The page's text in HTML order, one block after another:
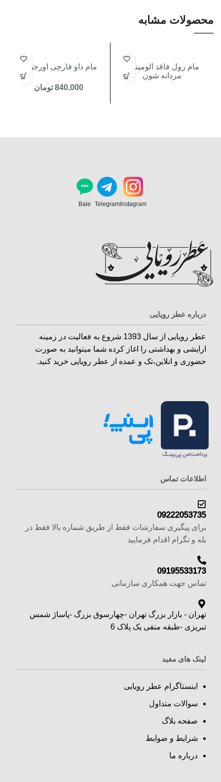
محصولات مشابه
مام رول فاقد آلومینیوم
مردانه شون
مام داو قارچی اورجینال
840,000 تومان
Instagram
Telegram
Bale
درباره عطر رویایی
عطر رویایی از سال 1393 شروع به فعالیت در زمینه
ارایشی و بهداشتی را اغاز کرده شما میتوانید به صورت
حضوری و انلاین،تک و عمده از عطر رویایی خرید کنید.
اطلاعات تماس
09222053735
برای پیگیری سفارشات فقط از طریق شماره بالا فقط در
بله و تگرام اقدام فرمایید
09195533173
تماس جهت همکاری سازمانی
تهران - بازار بزرگ تهران -چهارسوق بزرگ -پاساژ شمس
تبریزی -طبقه منفی یک پلاک 6
لینک های مفید
اینستاگرام عطر رویایی
سوالات متداول
صفحه بلاگ
شرایط و ضوابط
درباره ما